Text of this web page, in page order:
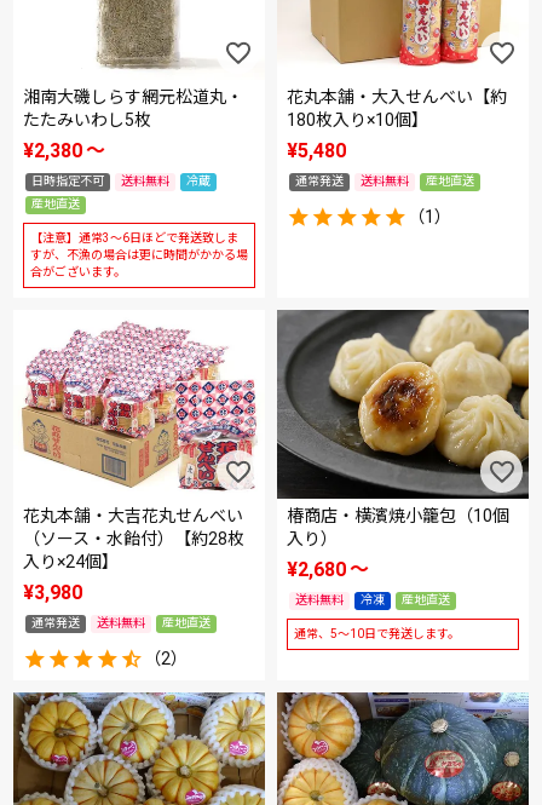
湘南大磯しらす網元松道丸・
たたみいわし5枚
¥2,380〜
日時指定不可 送料無料
冷蔵
産地直送
【注意】通常3～6日ほどで発送致しま
すが、不漁の場合は更に時間がかかる場
合がございます。
花丸本舗・大入せんべい【約
180枚入り×10個】
¥5,480
通常発送 送料無料 産地直送
（1）
花丸本舗・大吉花丸せんべい
（ソース・水飴付）【約28枚
入り×24個】
¥3,980
通常発送 送料無料 産地直送
（2）
椿商店・横濱焼小籠包（10個
入り）
¥2,680〜
送料無料 冷凍 産地直送
通常、5～10日で発送します。